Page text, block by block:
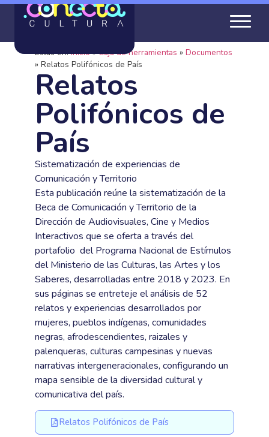
Estás en:Inicio»Caja de herramientas » Documentos
» Relatos Polifónicos de País
Relatos
Polifónicos de
País
Sistematización de experiencias de
Comunicación y Territorio
Esta publicación reúne la sistematización de la
Beca de Comunicación y Territorio de la
Dirección de Audiovisuales, Cine y Medios
Interactivos que se oferta a través del
portafolio del Programa Nacional de Estímulos
del Ministerio de las Culturas, las Artes y los
Saberes, desarrolladas entre 2018 y 2023. En
sus páginas se entreteje el análisis de 52
relatos y experiencias desarrollados por
mujeres, pueblos indígenas, comunidades
negras, afrodescendientes, raizales y
palenqueras, culturas campesinas y nuevas
narrativas intergeneracionales, configurando un
mapa sensible de la diversidad cultural y
comunicativa del país.
Relatos Polifónicos de País